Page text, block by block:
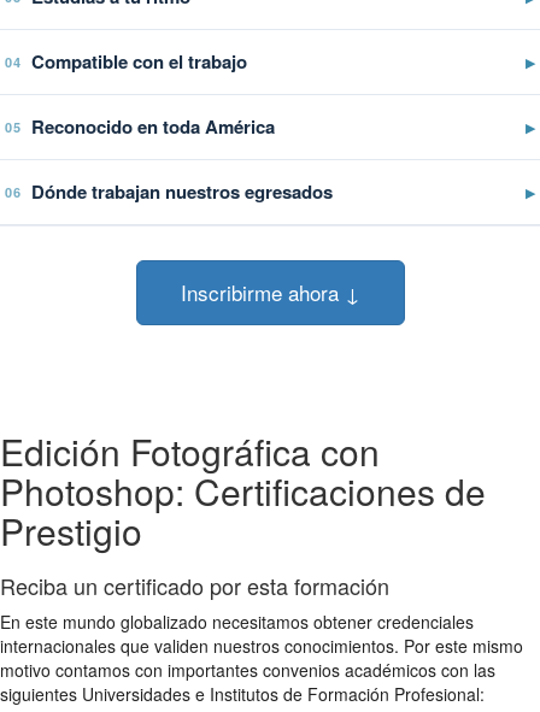
04 Compatible con el trabajo ▶
05 Reconocido en toda América ▶
06 Dónde trabajan nuestros egresados ▶
Inscribirme ahora ↓
Edición Fotográfica con
Photoshop: Certificaciones de
Prestigio
Reciba un certificado por esta formación
En este mundo globalizado necesitamos obtener credenciales
internacionales que validen nuestros conocimientos. Por este mismo
motivo contamos con importantes convenios académicos con las
siguientes Universidades e Institutos de Formación Profesional: